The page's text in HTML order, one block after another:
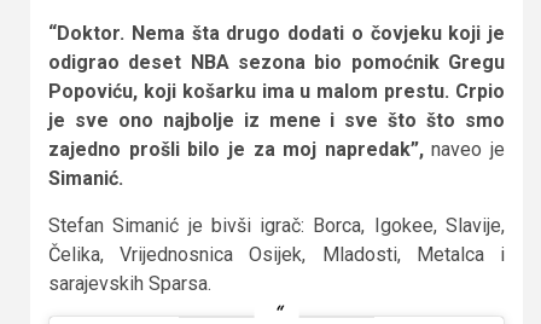
“Doktor. Nema šta drugo dodati o čovjeku koji je
odigrao deset NBA sezona bio pomoćnik Gregu
Popoviću, koji košarku ima u malom prestu. Crpio
je sve ono najbolje iz mene i sve što što smo
zajedno prošli bilo je za moj napredak”,naveo je
Simanić.
Stefan Simanić je bivši igrač: Borca, Igokee, Slavije,
Čelika, Vrijednosnica Osijek, Mladosti, Metalca i
sarajevskih Sparsa.